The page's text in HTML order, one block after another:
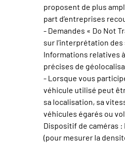
proposent de plus
part d’entreprises
- Demandes « Do Not
sur l’interprétation des
Informations relatives
précises de
- Lorsque vous
véhicule utilisé peut
sa localisation, sa
véhicules égarés ou
Dispositif de caméras
(pour mesurer la